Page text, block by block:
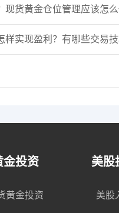
货黄金仓位管理应该怎么
实现盈利？有哪些交易技
金投资
黄金投资
美股
美股